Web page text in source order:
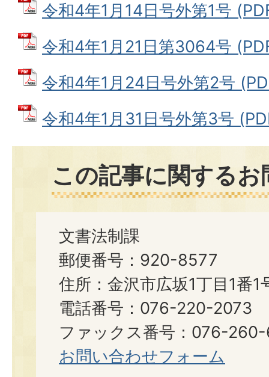
令和4年1月14日号外第1号
令和4年1月21日第3064号
令和4年1月24日号外第2号
令和4年1月31日号外第3号
この記事に関する
文書法制課
郵便番号：920-8577
住所：金沢市広坂1丁目1番1
電話番号：076-220-2073
ファックス番号：076-
お問い合わせフォーム